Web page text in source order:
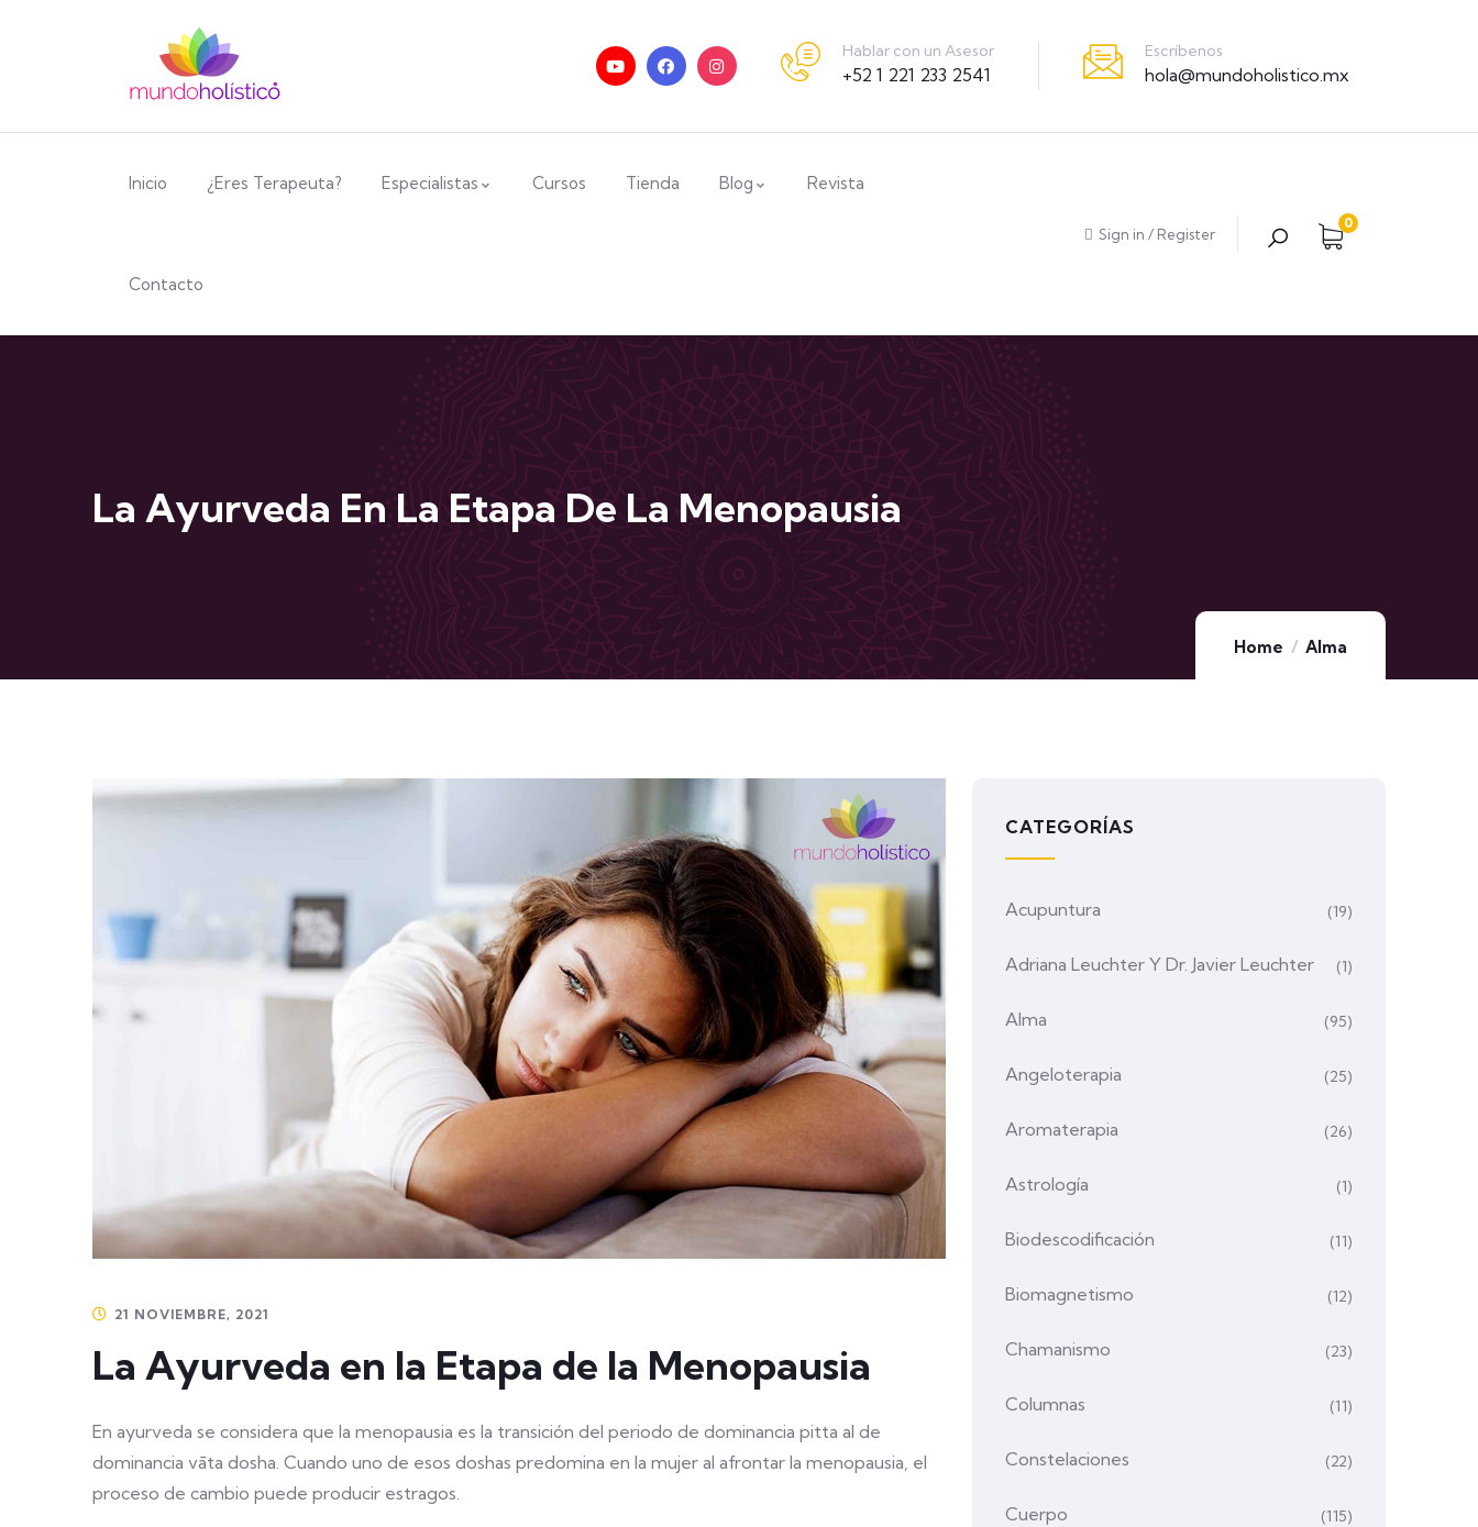
Hablar con un Asesor
+52 1 221 233 2541
Escríbenos
hola@mundoholistico.mx
Inicio ¿Eres Terapeuta? Especialistas Cursos Tienda Blog Revista
Contacto
Sign in / Register
0
La Ayurveda En La Etapa De La Menopausia
Home Alma
21 NOVIEMBRE, 2021
La Ayurveda en la Etapa de la Menopausia
En ayurveda se considera que la menopausia es la transición del periodo de dominancia pitta al de
dominancia vāta dosha. Cuando uno de esos doshas predomina en la mujer al afrontar la menopausia, el
proceso de cambio puede producir estragos.
CATEGORÍAS
Acupuntura (19)
Adriana Leuchter Y Dr. Javier Leuchter (1)
Alma (95)
Angeloterapia (25)
Aromaterapia (26)
Astrología (1)
Biodescodificación (11)
Biomagnetismo (12)
Chamanismo (23)
Columnas (11)
Constelaciones (22)
Cuerpo (115)